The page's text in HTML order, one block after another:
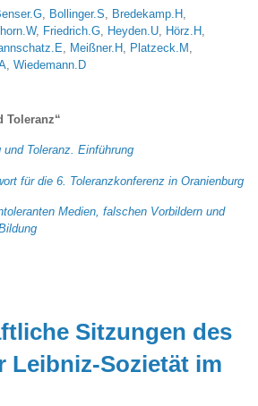
, Bollinger.S, Bredekamp.H ,
, Friedrich.G, Heyden.U, Hörz.H ,
, Meißner.H , Platzeck.M ,
,Wiedemann.D
Toleranz“
und Toleranz. Einführung
für die 6. Toleranzkonferenz in Oranienburg
Medien, falschen Vorbildern und
Sitzungen des
Leibniz-Sozietät im